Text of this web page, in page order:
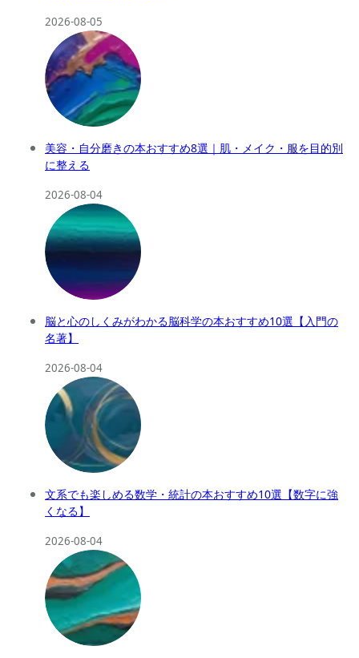
2026-08-05
美容・自分磨きの本おすすめ8選｜肌・メイク・服を目的別
に整える
2026-08-04
脳と心のしくみがわかる脳科学の本おすすめ10選【入門の
名著】
2026-08-04
文系でも楽しめる数学・統計の本おすすめ10選【数字に強
くなる】
2026-08-04